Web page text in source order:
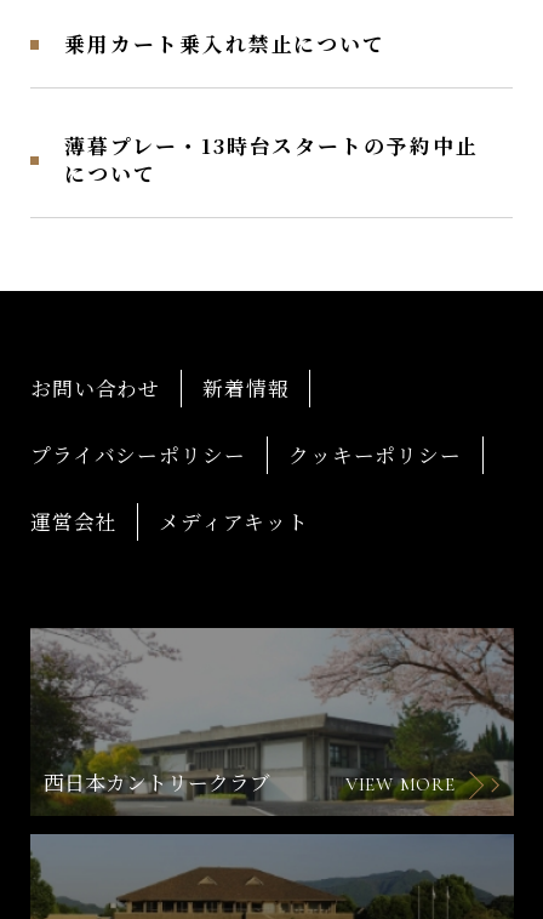
乗用カート乗入れ禁止について
薄暮プレー・13時台スタートの予約中止
について
お問い合わせ 新着情報
プライバシーポリシー クッキーポリシー
運営会社 メディアキット
西日本カントリークラブ VIEW MORE